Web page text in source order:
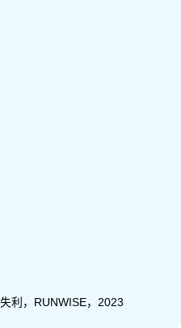
利，RUNWISE，2023